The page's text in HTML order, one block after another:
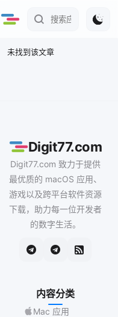
未找到该文章
Digit77.com
Digit77.com 致力于提供
最优质的 macOS 应用、
游戏以及跨平台软件资源
下载，助力每一位开发者
的数字生活。
内容分类
Mac 应用